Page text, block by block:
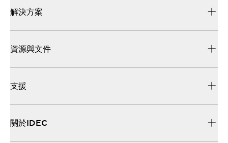
解決方案
資源與文件
支援
關於IDEC